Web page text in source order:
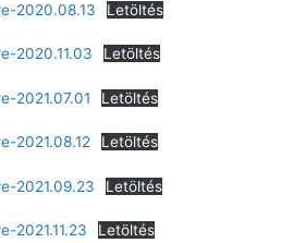
2020.08.13 Letöltés
2020.11.03 Letöltés
2021.07.01 Letöltés
2021.08.12 Letöltés
2021.09.23 Letöltés
2021.11.23 Letöltés